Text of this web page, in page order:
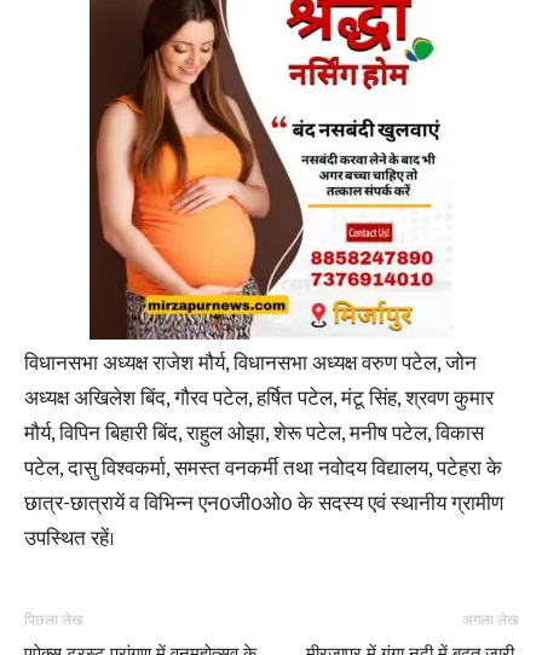
विधानसभा अध्यक्ष राजेश मौर्य, विधानसभा अध्यक्ष वरुण पटेल, जोन
अध्यक्ष अखिलेश बिंद, गौरव पटेल, हर्षित पटेल, मंटू सिंह, श्रवण कुमार
मौर्य, विपिन बिहारी बिंद, राहुल ओझा, शेरू पटेल, मनीष पटेल, विकास
पटेल, दासु विश्वकर्मा, समस्त वनकर्मी तथा नवोदय विद्यालय, पटेहरा के
छात्र-छात्रायें व विभिन्न एन0जी0ओ0 के सदस्य एवं स्थानीय ग्रामीण
उपस्थित रहें।
पिछला लेख अगला लेख